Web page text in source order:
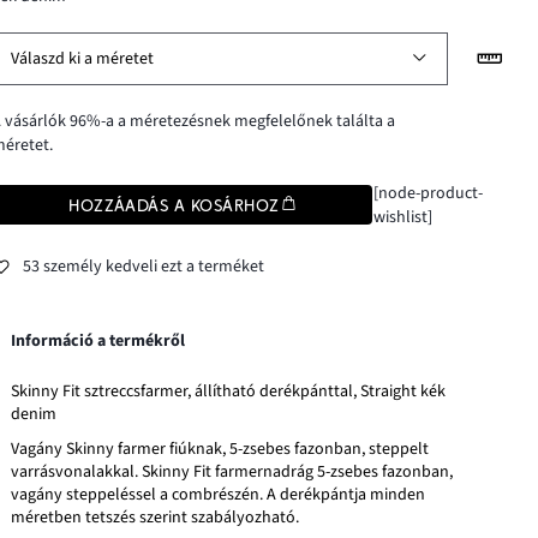
Válaszd ki a méretet
vásárlók 96%-a a méretezésnek megfelelőnek találta a
HOZZÁADÁS A KOSÁRHOZ
[node-product-
wishlist]
53 személy kedveli ezt a terméket
Információ a termékről
Skinny Fit sztreccsfarmer, állítható derékpánttal, Straight kék
denim
Vagány Skinny farmer fiúknak, 5-zsebes fazonban, steppelt
varrásvonalakkal. Skinny Fit farmernadrág 5-zsebes fazonban,
vagány steppeléssel a combrészén. A derékpántja minden
méretben tetszés szerint szabályozható.